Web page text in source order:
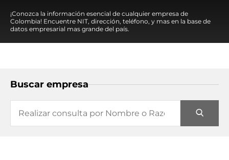
¡Conozca la información esencial de cualquier empresa de
Colombia! Encuentre NIT, dirección, teléfono, y mas en la base de
datos empresarial mas grande del país.
Buscar empresa